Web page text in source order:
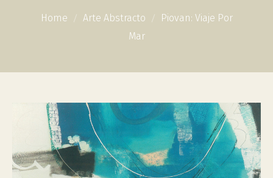
Home Arte Abstracto
Piovan: Viaje Por
Mar